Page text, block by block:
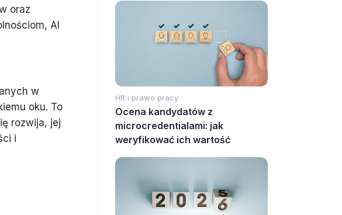
oraz
AI
w
oku. To
rozwija, jej
i
HR i prawo pracy
Ocena kandydatów z
microcredentialami: jak
weryfikować ich wartość